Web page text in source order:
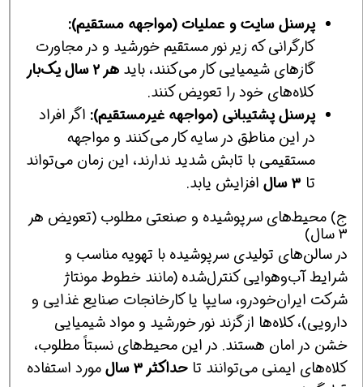
پرسنل سایت و عملیات (مواجهه مستقیم):
کارگرانی که زیر نور مستقیم خورشید و در مجاورت
گازهای شیمیایی کار می‌کنند، باید هر ۲ سال یک‌بار
کلاه‌های خود را تعویض کنند.
پرسنل پشتیبانی (مواجهه غیرمستقیم): اگر افراد
در این مناطق در سایه کار می‌کنند و مواجهه
مستقیمی با تابش شدید ندارند، این زمان می‌تواند
تا ۳ سال
افزایش یابد.
ج) محیط‌های سرپوشیده و صنعتی مطلوب (تعویض هر
۳ سال)
در سالن‌های تولیدی سرپوشیده با تهویه مناسب و
شرایط آب‌وهوایی کنترل‌شده (مانند خطوط مونتاژ
شرکت ایران‌خودرو، سایپا یا کارخانجات صنایع غذایی و
دارویی)، کلاه‌ها از گزند نور خورشید و مواد شیمیایی
خشن در امان هستند. در این محیط‌های نسبتاً مطلوب،
کلاه‌های ایمنی می‌توانند تا حداکثر ۳ سال
مورد استفاده